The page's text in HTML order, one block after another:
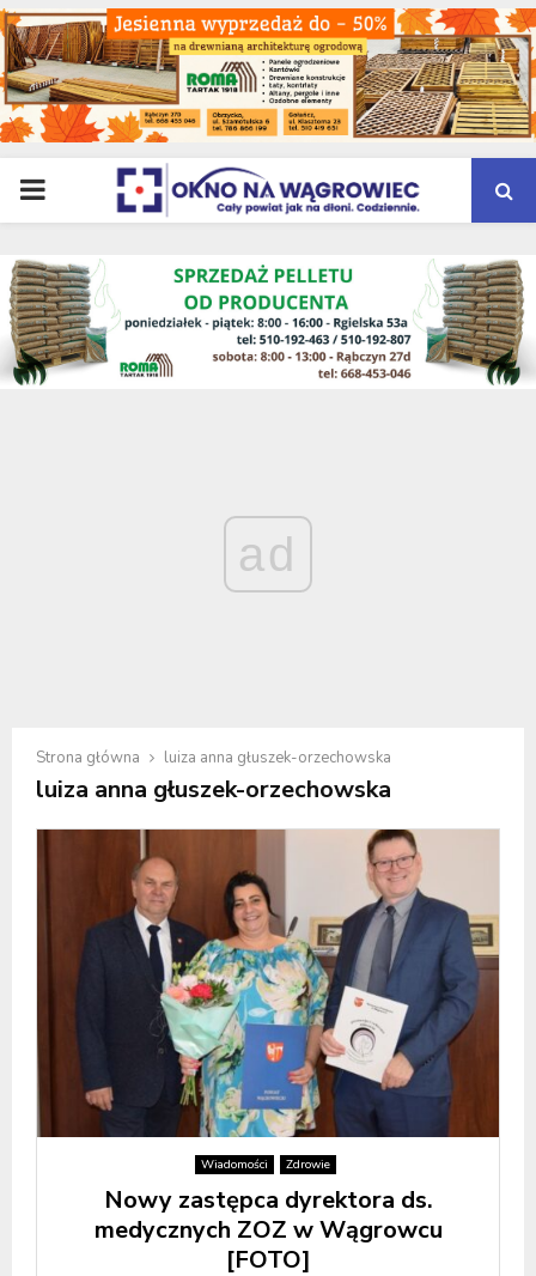
PRIMARY
MENU
ad
Strona główna luiza anna głuszek-orzechowska
luiza anna głuszek-orzechowska
Wiadomości Zdrowie
Nowy zastępca dyrektora ds.
medycznych ZOZ w Wągrowcu
[FOTO]